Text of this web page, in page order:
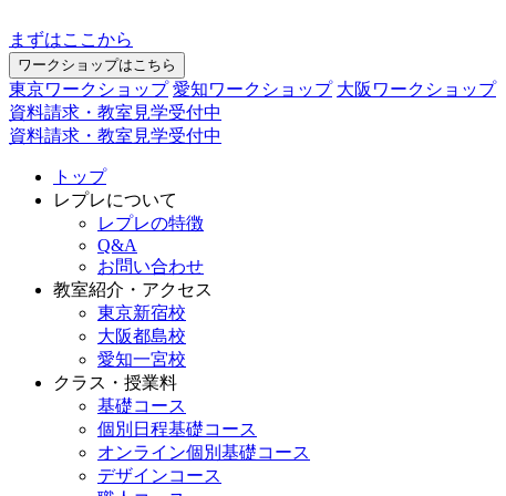
まずはここから
ワークショップはこちら
東京ワークショップ 愛知ワークショップ 大阪ワークショップ
資料請求・教室見学受付中
資料請求・教室見学受付中
トップ
レプレについて
レプレの特徴
Q&A
お問い合わせ
教室紹介・アクセス
東京新宿校
大阪都島校
愛知一宮校
クラス・授業料
基礎コース
個別日程基礎コース
オンライン個別基礎コース
デザインコース